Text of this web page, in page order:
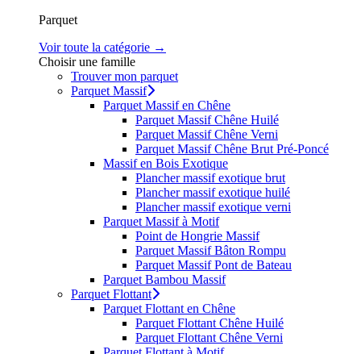
Parquet
Voir toute la catégorie →
Choisir une famille
Trouver mon parquet
Parquet Massif
Parquet Massif en Chêne
Parquet Massif Chêne Huilé
Parquet Massif Chêne Verni
Parquet Massif Chêne Brut Pré-Poncé
Massif en Bois Exotique
Plancher massif exotique brut
Plancher massif exotique huilé
Plancher massif exotique verni
Parquet Massif à Motif
Point de Hongrie Massif
Parquet Massif Bâton Rompu
Parquet Massif Pont de Bateau
Parquet Bambou Massif
Parquet Flottant
Parquet Flottant en Chêne
Parquet Flottant Chêne Huilé
Parquet Flottant Chêne Verni